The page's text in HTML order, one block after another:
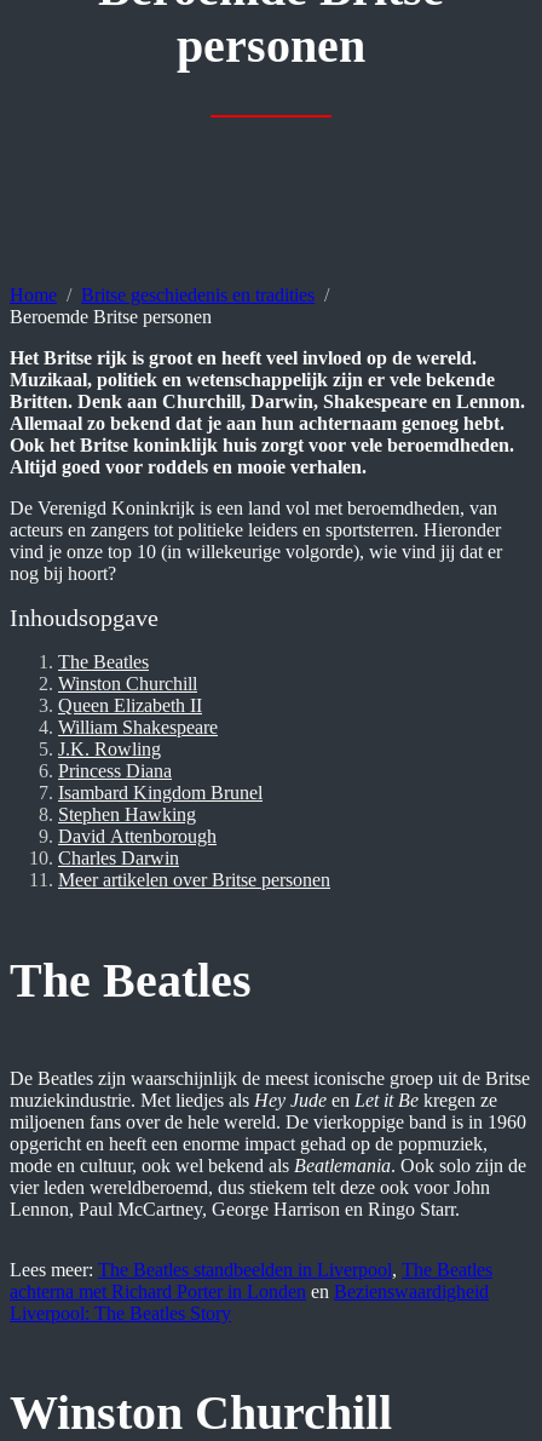
personen
Home
Britse geschiedenis en tradities
Beroemde Britse personen
Het Britse rijk is groot en heeft veel invloed op de wereld.
Muzikaal, politiek en wetenschappelijk zijn er vele bekende
Britten. Denk aan Churchill, Darwin, Shakespeare en Lennon.
Allemaal zo bekend dat je aan hun achternaam genoeg hebt.
Ook het Britse koninklijk huis zorgt voor vele beroemdheden.
Altijd goed voor roddels en mooie verhalen.
De Verenigd Koninkrijk is een land vol met beroemdheden, van
acteurs en zangers tot politieke leiders en sportsterren. Hieronder
vind je onze top 10 (in willekeurige volgorde), wie vind jij dat er
nog bij hoort?
Inhoudsopgave
The Beatles
Winston Churchill
Queen Elizabeth II
William Shakespeare
J.K. Rowling
Princess Diana
Isambard Kingdom Brunel
Stephen Hawking
David Attenborough
Charles Darwin
Meer artikelen over Britse personen
The Beatles
De Beatles zijn waarschijnlijk de meest iconische groep uit de Britse
muziekindustrie. Met liedjes als Hey Jude en Let it Be kregen ze
miljoenen fans over de hele wereld. De vierkoppige band is in 1960
opgericht en heeft een enorme impact gehad op de popmuziek,
mode en cultuur, ook wel bekend als Beatlemania. Ook solo zijn de
vier leden wereldberoemd, dus stiekem telt deze ook voor John
Lennon, Paul McCartney, George Harrison en Ringo Starr.
Lees meer: The Beatles standbeelden in Liverpool, The Beatles
achterna met Richard Porter in Londen en Bezienswaardigheid
Liverpool: The Beatles Story
Winston Churchill